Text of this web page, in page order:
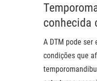
conhecida
A DTM pode ser
condições que